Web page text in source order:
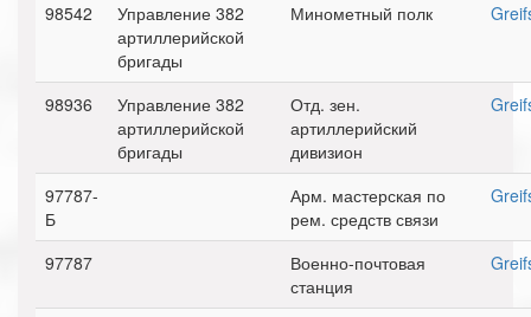
98542
Управление 382
артиллерийской
бригады
Минометный полк
98936
Управление 382
артиллерийской
бригады
Отд. зен.
артиллерийский
дивизион
97787-
Б
Арм. мастерская по
рем. средств связи
97787
Военно-почтовая
станция